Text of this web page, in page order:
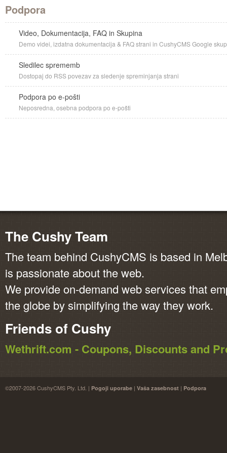
Podpora
Video, Dokumentacija, FAQ in Skupina
Demo videi, izdatna dokumentacija & FAQ strani in CushyCMS Google
Sledilec sprememb
Dostopaj do RSS povezav za sledenje spreminjanja strani
Podpora po e-pošti
Neposredna, osebna podpora po e-pošti
The Cushy Team
The team behind CushyCMS is based in
is passionate about the web.
We provide on-demand web services that
the globe by simplifying the way they work.
Friends of Cushy
Wethrift.com - Coupons, Discounts and
©2007-2026 CushyCMS Pty. Ltd. | Pogoji uporabe | Vaša zasebnost | Podpora